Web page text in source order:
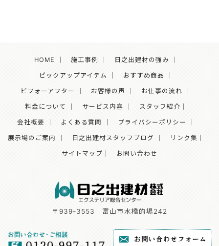
HOME 施工事例 日之出建材の強み
ピックアップアイテム おすすめ商品
ビフォーアフター お客様の声 お仕事の流れ
料金について サービス内容 スタッフ紹介
会社概要 よくある質問 プライバシーポリシー
展示場のご案内 日之出建材スタッフブログ リンク集
サイトマップ｜ お問い合わせ
〒939-3553 富山市水橋的場242